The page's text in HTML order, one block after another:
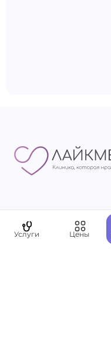
Пациентам
Услуги Цены